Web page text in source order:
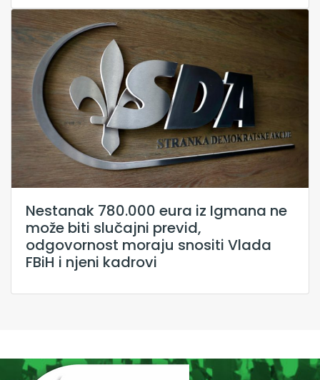
Nestanak 780.000 eura iz Igmana ne
može biti slučajni previd,
odgovornost moraju snositi Vlada
FBiH i njeni kadrovi